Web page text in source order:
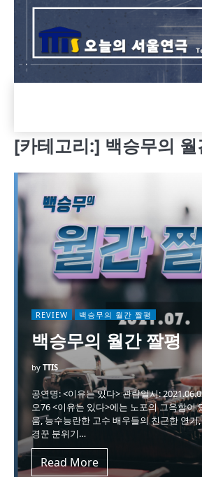
Skip
content
[카테고리:] 백승무의
REVIEW 백승무의 월간 짤평
백승무의 월간 짤평
by TTIS
공연명: <이유는 있다> 관람일시:
오76 <이유는 있다>에는 노포의 그윽함이
움, 능수능란한 고수 배우들의 친근한 연기
경꾼 분위기…
Read More